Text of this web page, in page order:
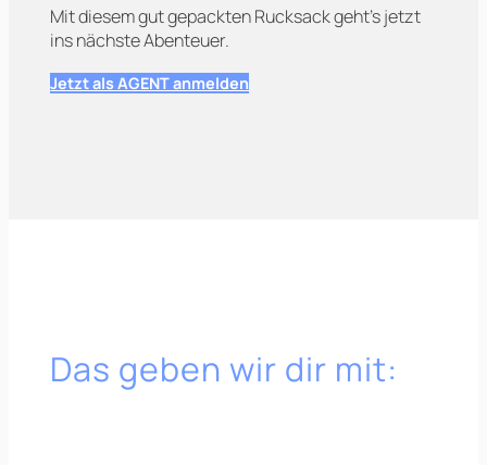
Mit diesem gut gepackten Rucksack geht’s jetzt
ins nächste Abenteuer.
Jetzt als AGENT anmelden
Das geben wir dir mit: